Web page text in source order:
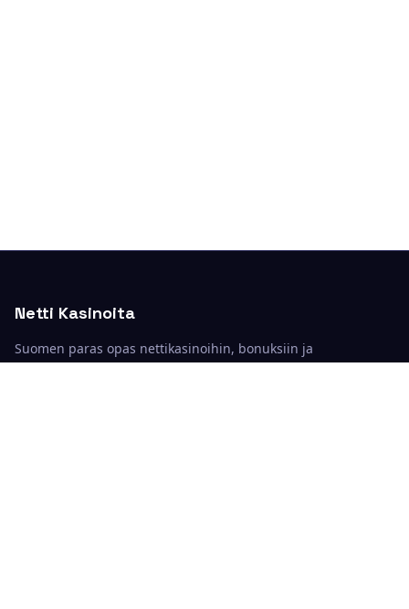
Netti Kasinoita
Suomen paras opas nettikasinoihin, bonuksiin ja